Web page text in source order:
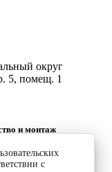
округ
5, помещ. 1
и монтаж
с